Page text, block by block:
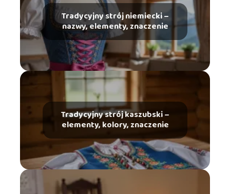
Tradycyjny strój niemiecki –
nazwy, elementy, znaczenie
Tradycyjny strój kaszubski –
elementy, kolory, znaczenie